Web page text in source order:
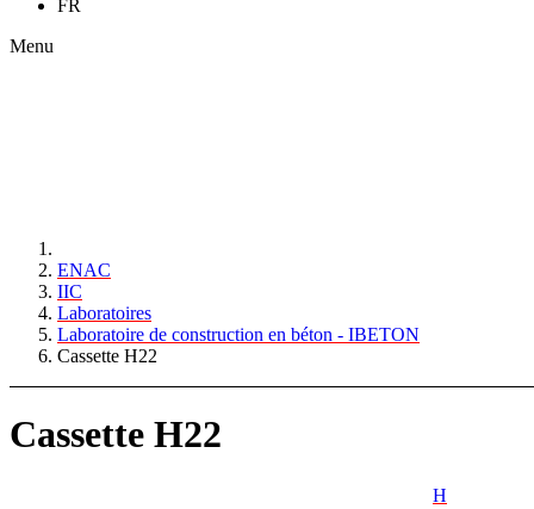
FR
Menu
ENAC
IIC
Laboratoires
Laboratoire de construction en béton - IBETON
Cassette H22
Cassette H22
H